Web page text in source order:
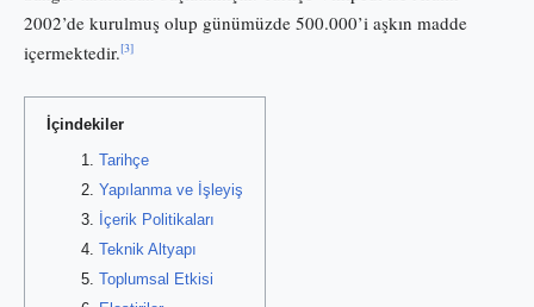
2002’de kurulmuş olup günümüzde 500.000’i aşkın madde
içermektedir.[3]
İçindekiler
Tarihçe
Yapılanma ve İşleyiş
İçerik Politikaları
Teknik Altyapı
Toplumsal Etkisi